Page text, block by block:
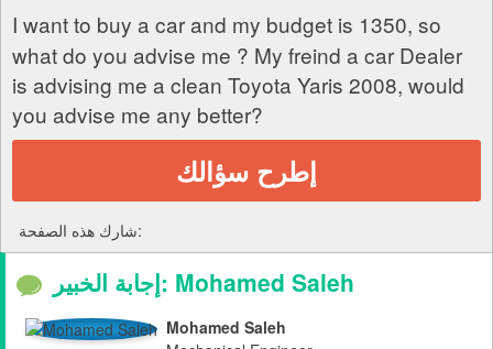
I want to buy a car and my budget is 1350, so
what do you advise me ? My freind a car Dealer
is advising me a clean Toyota Yaris 2008, would
you advise me any better?
إطرح سؤالك
شارك هذه الصفحة:
إجابة الخبير: Mohamed Saleh
Mohamed Saleh